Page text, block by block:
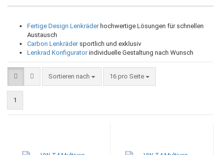
Fertige Design Lenkräderhochwertige Lösungen für schnellen
Austausch
Carbon Lenkrädersportlich und exklusiv
Lenkrad Konfiguratorindividuelle Gestaltung nach Wunsch
Sortieren nach
Sortieren nach 16 pro Seite
pro Seite
1